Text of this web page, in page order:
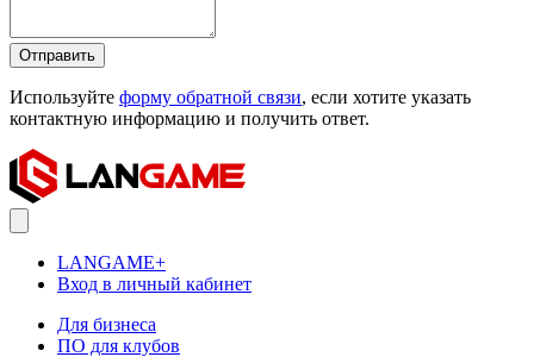
Отправить
Используйте форму обратной связи, если хотите указать
контактную информацию и получить ответ.
LANGAME+
Вход в личный кабинет
Для бизнеса
ПО для клубов